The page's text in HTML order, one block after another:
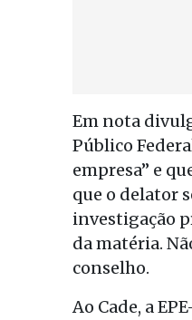
Em nota
Público
empresa” e
que o delator
investigação
da matéria.
conselho.
Ao Cade, a